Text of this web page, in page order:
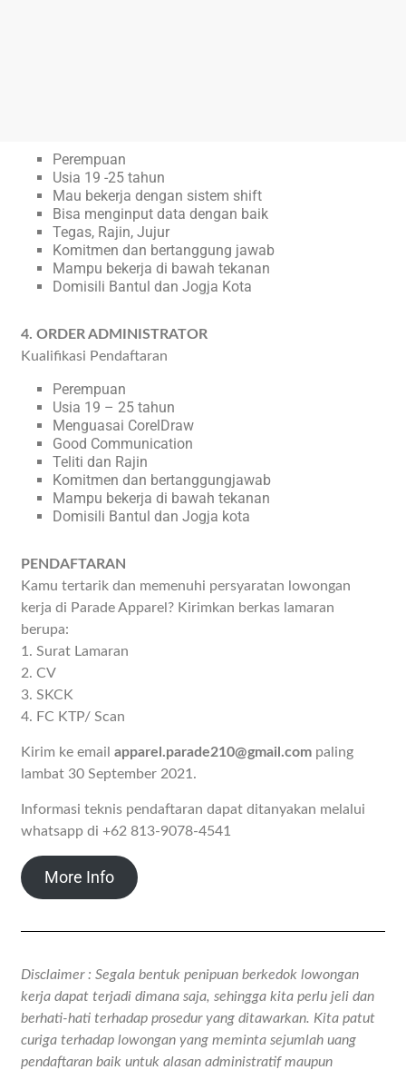
Perempuan
Usia 19 -25 tahun
Mau bekerja dengan sistem shift
Bisa menginput data dengan baik
Tegas, Rajin, Jujur
Komitmen dan bertanggung jawab
Mampu bekerja di bawah tekanan
Domisili Bantul dan Jogja Kota
4. ORDER ADMINISTRATOR
Kualifikasi Pendaftaran
Perempuan
Usia 19 – 25 tahun
Menguasai CorelDraw
Good Communication
Teliti dan Rajin
Komitmen dan bertanggungjawab
Mampu bekerja di bawah tekanan
Domisili Bantul dan Jogja kota
PENDAFTARAN
Kamu tertarik dan memenuhi persyaratan lowongan
kerja di Parade Apparel? Kirimkan berkas lamaran
berupa:
1. Surat Lamaran
2. CV
3. SKCK
4. FC KTP/ Scan
Kirim ke emailapparel.parade210@gmail.com paling
lambat 30 September 2021.
Informasi teknis pendaftaran dapat ditanyakan melalui
whatsapp di +62 813-9078-4541
More Info
Disclaimer : Segala bentuk penipuan berkedok lowongan
kerja dapat terjadi dimana saja, sehingga kita perlu jeli dan
berhati-hati terhadap prosedur yang ditawarkan. Kita patut
curiga terhadap lowongan yang meminta sejumlah uang
pendaftaran baik untuk alasan administratif maupun